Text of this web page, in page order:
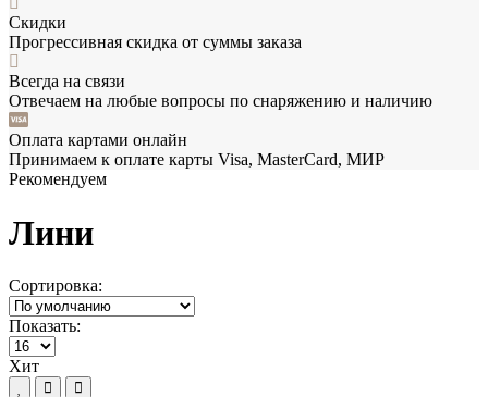
Скидки
Прогрессивная скидка от суммы заказа
Всегда на связи
Отвечаем на любые вопросы по снаряжению и наличию
Оплата картами онлайн
Принимаем к оплате карты Visa, MasterCard, МИР
Рекомендуем
Лини
Сортировка:
Показать:
Хит